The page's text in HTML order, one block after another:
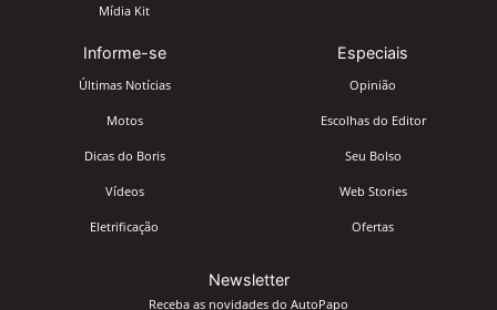
Mídia Kit
Informe-se
Últimas Notícias
Motos
Dicas do Boris
Vídeos
Eletrificação
Especiais
Opinião
Escolhas do Editor
Seu Bolso
Web Stories
Ofertas
Newsletter
Receba as novidades do AutoPapo